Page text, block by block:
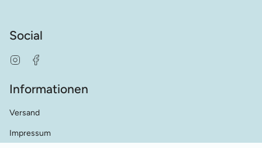
Social
Instagram
Informationen
Versand
Impressum